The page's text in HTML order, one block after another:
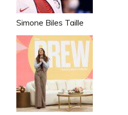
Simone Biles Taille